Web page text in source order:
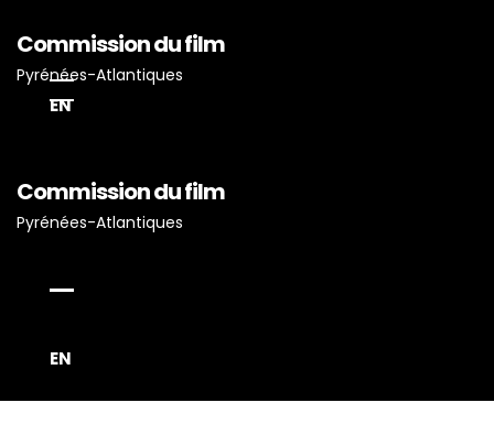
Commission du film
Pyrénées-Atlantiques
EN
Commission du film
Pyrénées-Atlantiques
EN
Vous Avez Un Projet De